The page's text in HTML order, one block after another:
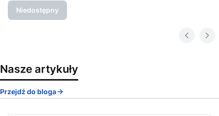
Niedostępny
Nasze artykuły
Przejdź do bloga